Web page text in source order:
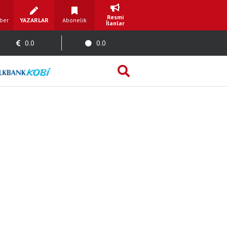
YAZARLAR Abonelik
Resmi
İlanlar
0.0 0.0